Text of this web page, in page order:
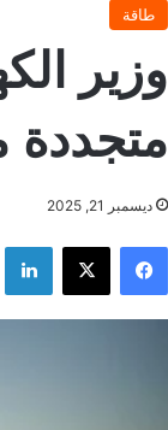
طاقة
متجددة
ديسمبر 21, 2025
فيسبوك X